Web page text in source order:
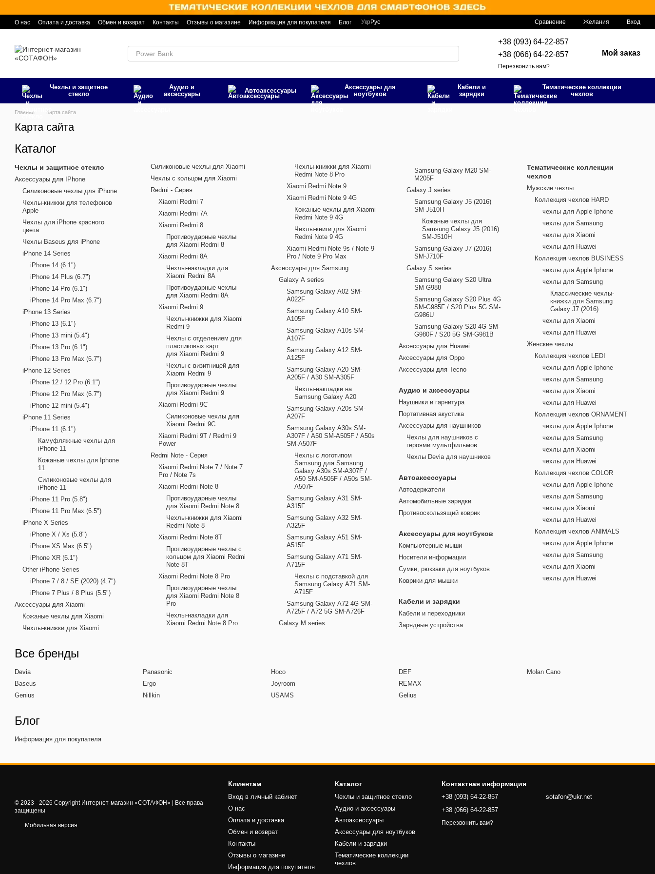
О нас Оплата и доставка Обмен и возврат Контакты Отзывы о магазине Информация для покупателя Блог Укр Рус Сравнение Желания Вход
+38 (093) 64-22-857
+38 (066) 64-22-857
Перезвонить вам?
Мой заказ
Чехлы и защитное
стекло
Аудио и
аксессуары
Автоаксесcуары
Аксессуары для
ноутбуков
Кабели и
зарядки
Тематические коллекции
чехлов
Главная Карта сайта
Карта сайта
Каталог
Чехлы и защитное стекло
Аксессуары для IPhone
Силиконовые чехлы для iPhone
Чехлы-книжки для телефонов
Apple
Чехлы для iPhone красного
цвета
Чехлы Baseus для iPhone
iPhone 14 Series
iPhone 14 (6.1")
iPhone 14 Plus (6.7")
iPhone 14 Pro (6.1")
iPhone 14 Pro Max (6.7")
iPhone 13 Series
iPhone 13 (6.1")
iPhone 13 mini (5.4")
iPhone 13 Pro (6.1")
iPhone 13 Pro Max (6.7")
iPhone 12 Series
iPhone 12 / 12 Pro (6.1")
iPhone 12 Pro Max (6.7")
iPhone 12 mini (5.4")
iPhone 11 Series
iPhone 11 (6.1")
Камуфляжные чехлы для
iPhone 11
Кожаные чехлы для Iphone
11
Силиконовые чехлы для
iPhone 11
iPhone 11 Pro (5.8")
iPhone 11 Pro Max (6.5")
iPhone X Series
iPhone X / Xs (5.8")
iPhone XS Max (6.5")
iPhone XR (6.1")
Other iPhone Series
iPhone 7 / 8 / SE (2020) (4.7")
iPhone 7 Plus / 8 Plus (5.5")
Аксессуары для Xiaomi
Кожаные чехлы для Xiaomi
Чехлы-книжки для Xiaomi
Силиконовые чехлы для Xiaomi
Чехлы с кольцом для Xiaomi
Redmi - Серия
Xiaomi Redmi 7
Xiaomi Redmi 7A
Xiaomi Redmi 8
Противоударные чехлы
для Xiaomi Redmi 8
Xiaomi Redmi 8A
Чехлы-накладки для
Xiaomi Redmi 8A
Противоударные чехлы
для Xiaomi Redmi 8A
Xiaomi Redmi 9
Чехлы-книжки для Xiaomi
Redmi 9
Чехлы с отделением для
пластиковых карт
для Xiaomi Redmi 9
Чехлы с визитницей для
Xiaomi Redmi 9
Противоударные чехлы
для Xiaomi Redmi 9
Xiaomi Redmi 9C
Силиконовые чехлы для
Xiaomi Redmi 9C
Xiaomi Redmi 9T / Redmi 9
Power
Redmi Note - Серия
Xiaomi Redmi Note 7 / Note 7
Pro / Note 7s
Xiaomi Redmi Note 8
Противоударные чехлы
для Xiaomi Redmi Note 8
Чехлы-книжки для Xiaomi
Redmi Note 8
Xiaomi Redmi Note 8T
Противоударные чехлы с
кольцом для Xiaomi Redmi
Note 8T
Xiaomi Redmi Note 8 Pro
Противоударные чехлы
для Xiaomi Redmi Note 8
Pro
Чехлы-накладки для
Xiaomi Redmi Note 8 Pro
Чехлы-книжки для Xiaomi
Redmi Note 8 Pro
Xiaomi Redmi Note 9
Xiaomi Redmi Note 9 4G
Кожаные чехлы для Xiaomi
Redmi Note 9 4G
Чехлы-книги для Xiaomi
Redmi Note 9 4G
Xiaomi Redmi Note 9s / Note 9
Pro / Note 9 Pro Max
Аксессуары для Samsung
Galaxy A series
Samsung Galaxy A02 SM-
A022F
Samsung Galaxy A10 SM-
A105F
Samsung Galaxy A10s SM-
A107F
Samsung Galaxy A12 SM-
A125F
Samsung Galaxy A20 SM-
A205F / A30 SM-A305F
Чехлы-накладки на
Samsung Galaxy A20
Samsung Galaxy A20s SM-
A207F
Samsung Galaxy A30s SM-
A307F / A50 SM-A505F / A50s
SM-A507F
Чехлы с логотипом
Samsung для Samsung
Galaxy A30s SM-A307F /
A50 SM-A505F / A50s SM-
A507F
Samsung Galaxy A31 SM-
A315F
Samsung Galaxy A32 SM-
A325F
Samsung Galaxy A51 SM-
A515F
Samsung Galaxy A71 SM-
A715F
Чехлы с подставкой для
Samsung Galaxy A71 SM-
A715F
Samsung Galaxy A72 4G SM-
A725F / A72 5G SM-A726F
Galaxy M series
Samsung Galaxy M20 SM-
M205F
Galaxy J series
Samsung Galaxy J5 (2016)
SM-J510H
Кожаные чехлы для
Samsung Galaxy J5 (2016)
SM-J510H
Samsung Galaxy J7 (2016)
SM-J710F
Galaxy S series
Samsung Galaxy S20 Ultra
SM-G988
Samsung Galaxy S20 Plus 4G
SM-G985F / S20 Plus 5G SM-
G986U
Samsung Galaxy S20 4G SM-
G980F / S20 5G SM-G981B
Аксессуары для Huawei
Аксессуары для Oppo
Аксесcуары для Tecno
Аудио и аксессуары
Наушники и гарнитура
Портативная акустика
Аксессуары для наушников
Чехлы для наушников с
героями мультфильмов
Чехлы Devia для наушников
Автоаксесcуары
Автодержатели
Автомобильные зарядки
Противоскользящий коврик
Аксессуары для ноутбуков
Компьютерные мыши
Носители информации
Сумки, рюкзаки для ноутбуков
Коврики для мышки
Кабели и зарядки
Кабели и переходники
Зарядные устройства
Тематические коллекции
чехлов
Мужские чехлы
Коллекция чехлов HARD
чехлы для Apple Iphone
чехлы для Samsung
чехлы для Xiaomi
чехлы для Huawei
Коллекция чехлов BUSINESS
чехлы для Apple Iphone
чехлы для Samsung
Классические чехлы-
книжки для Samsung
Galaxy J7 (2016)
чехлы для Xiaomi
чехлы для Huawei
Женские чехлы
Коллекция чехлов LEDI
чехлы для Apple Iphone
чехлы для Samsung
чехлы для Xiaomi
чехлы для Huawei
Коллекция чехлов ORNAMENT
чехлы для Apple Iphone
чехлы для Samsung
чехлы для Xiaomi
чехлы для Huawei
Коллекция чехлов COLOR
чехлы для Apple Iphone
чехлы для Samsung
чехлы для Xiaomi
чехлы для Huawei
Коллекция чехлов ANIMALS
чехлы для Apple Iphone
чехлы для Samsung
чехлы для Xiaomi
чехлы для Huawei
Все бренды
Devia
Baseus
Genius
Panasonic
Ergo
Nillkin
Hoco
Joyroom
USAMS
DEF
REMAX
Gelius
Molan Cano
Блог
Информация для покупателя
© 2023 - 2026 Copyright Интернет-магазин «СОТАФОН» | Все права
защищены
Мобильная версия
Клиентам
Вход в личный кабинет
О нас
Оплата и доставка
Обмен и возврат
Контакты
Отзывы о магазине
Информация для покупателя
Каталог
Чехлы и защитное стекло
Аудио и аксессуары
Автоаксесcуары
Аксессуары для ноутбуков
Кабели и зарядки
Тематические коллекции
чехлов
Контактная информация
+38 (093) 64-22-857
+38 (066) 64-22-857
Перезвонить вам?
sotafon@ukr.net